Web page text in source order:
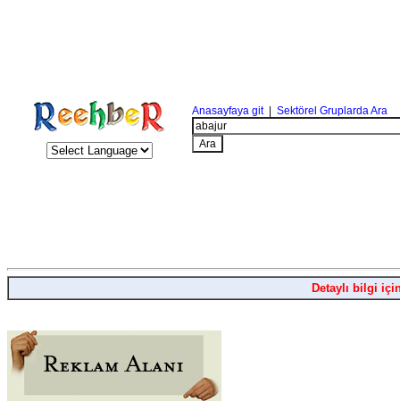
Anasayfaya git| Sektörel Gruplarda Ara
Detaylı bilgi